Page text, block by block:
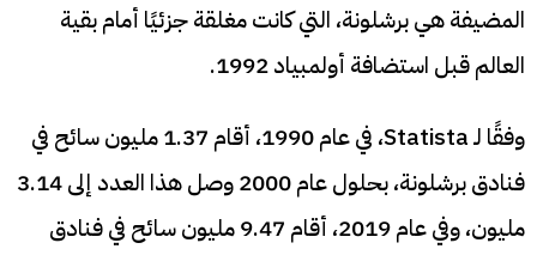
المضيفة هي برشلونة، التي كانت مغلقة جزئيًا أمام بقية
العالم قبل استضافة أولمبياد 1992.
وفقًا لـ Statista، في عام 1990، أقام 1.37 مليون سائح في
فنادق برشلونة، بحلول عام 2000 وصل هذا العدد إلى 3.14
مليون، وفي عام 2019، أقام 9.47 مليون سائح في فنادق